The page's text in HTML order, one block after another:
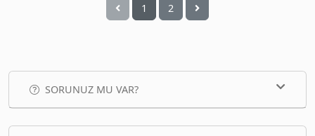
1 2
SORUNUZ MU VAR?